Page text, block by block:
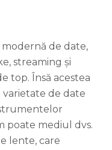
de date,
streaming și
top. Însă acestea
varietate de date
poate mediul dvs.
lente, care